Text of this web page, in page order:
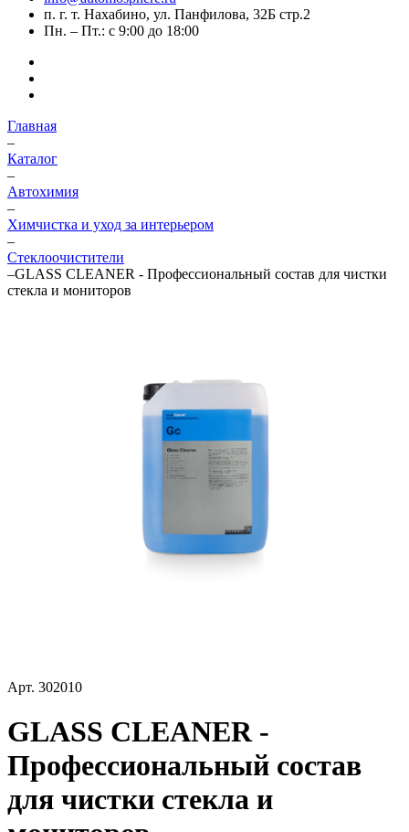
п. г. т. Нахабино, ул. Панфилова, 32Б стр.2
Пн. – Пт.: с 9:00 до 18:00
Главная
–
Каталог
–
Автохимия
–
Химчистка и уход за интерьером
–
Стеклоочистители
–GLASS CLEANER - Профессиональный состав для чистки
стекла и мониторов
Арт. 302010
GLASS CLEANER -
Профессиональный состав
для чистки стекла и